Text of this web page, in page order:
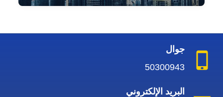
جوال
50300943
البريد الإلكتروني